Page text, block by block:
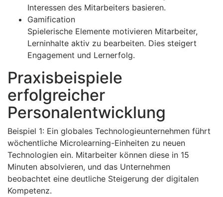
Interessen des Mitarbeiters basieren.
Gamification
Spielerische Elemente motivieren Mitarbeiter,
Lerninhalte aktiv zu bearbeiten. Dies steigert
Engagement und Lernerfolg.
Praxisbeispiele
erfolgreicher
Personalentwicklung
Beispiel 1: Ein globales Technologieunternehmen führt
wöchentliche Microlearning-Einheiten zu neuen
Technologien ein. Mitarbeiter können diese in 15
Minuten absolvieren, und das Unternehmen
beobachtet eine deutliche Steigerung der digitalen
Kompetenz.